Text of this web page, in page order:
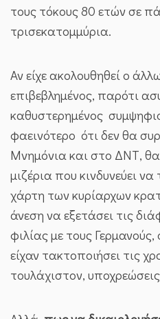
τους τόκους 80 ετών σε
τρισεκατομμύρια.
Αν είχε ακολουθηθεί ο
επιβεβλημένος, παρότι
καθυστερημένος
φαεινότερο ότι δεν θα
Μνημόνια και στο ΔΝΤ, θα
μιζέρια που κινδυνεύει
χάρτη των κυρίαρχων
άνεση να εξετάσει τις
φιλίας με τους
είχαν τακτοποιήσει τις
τουλάχιστον,